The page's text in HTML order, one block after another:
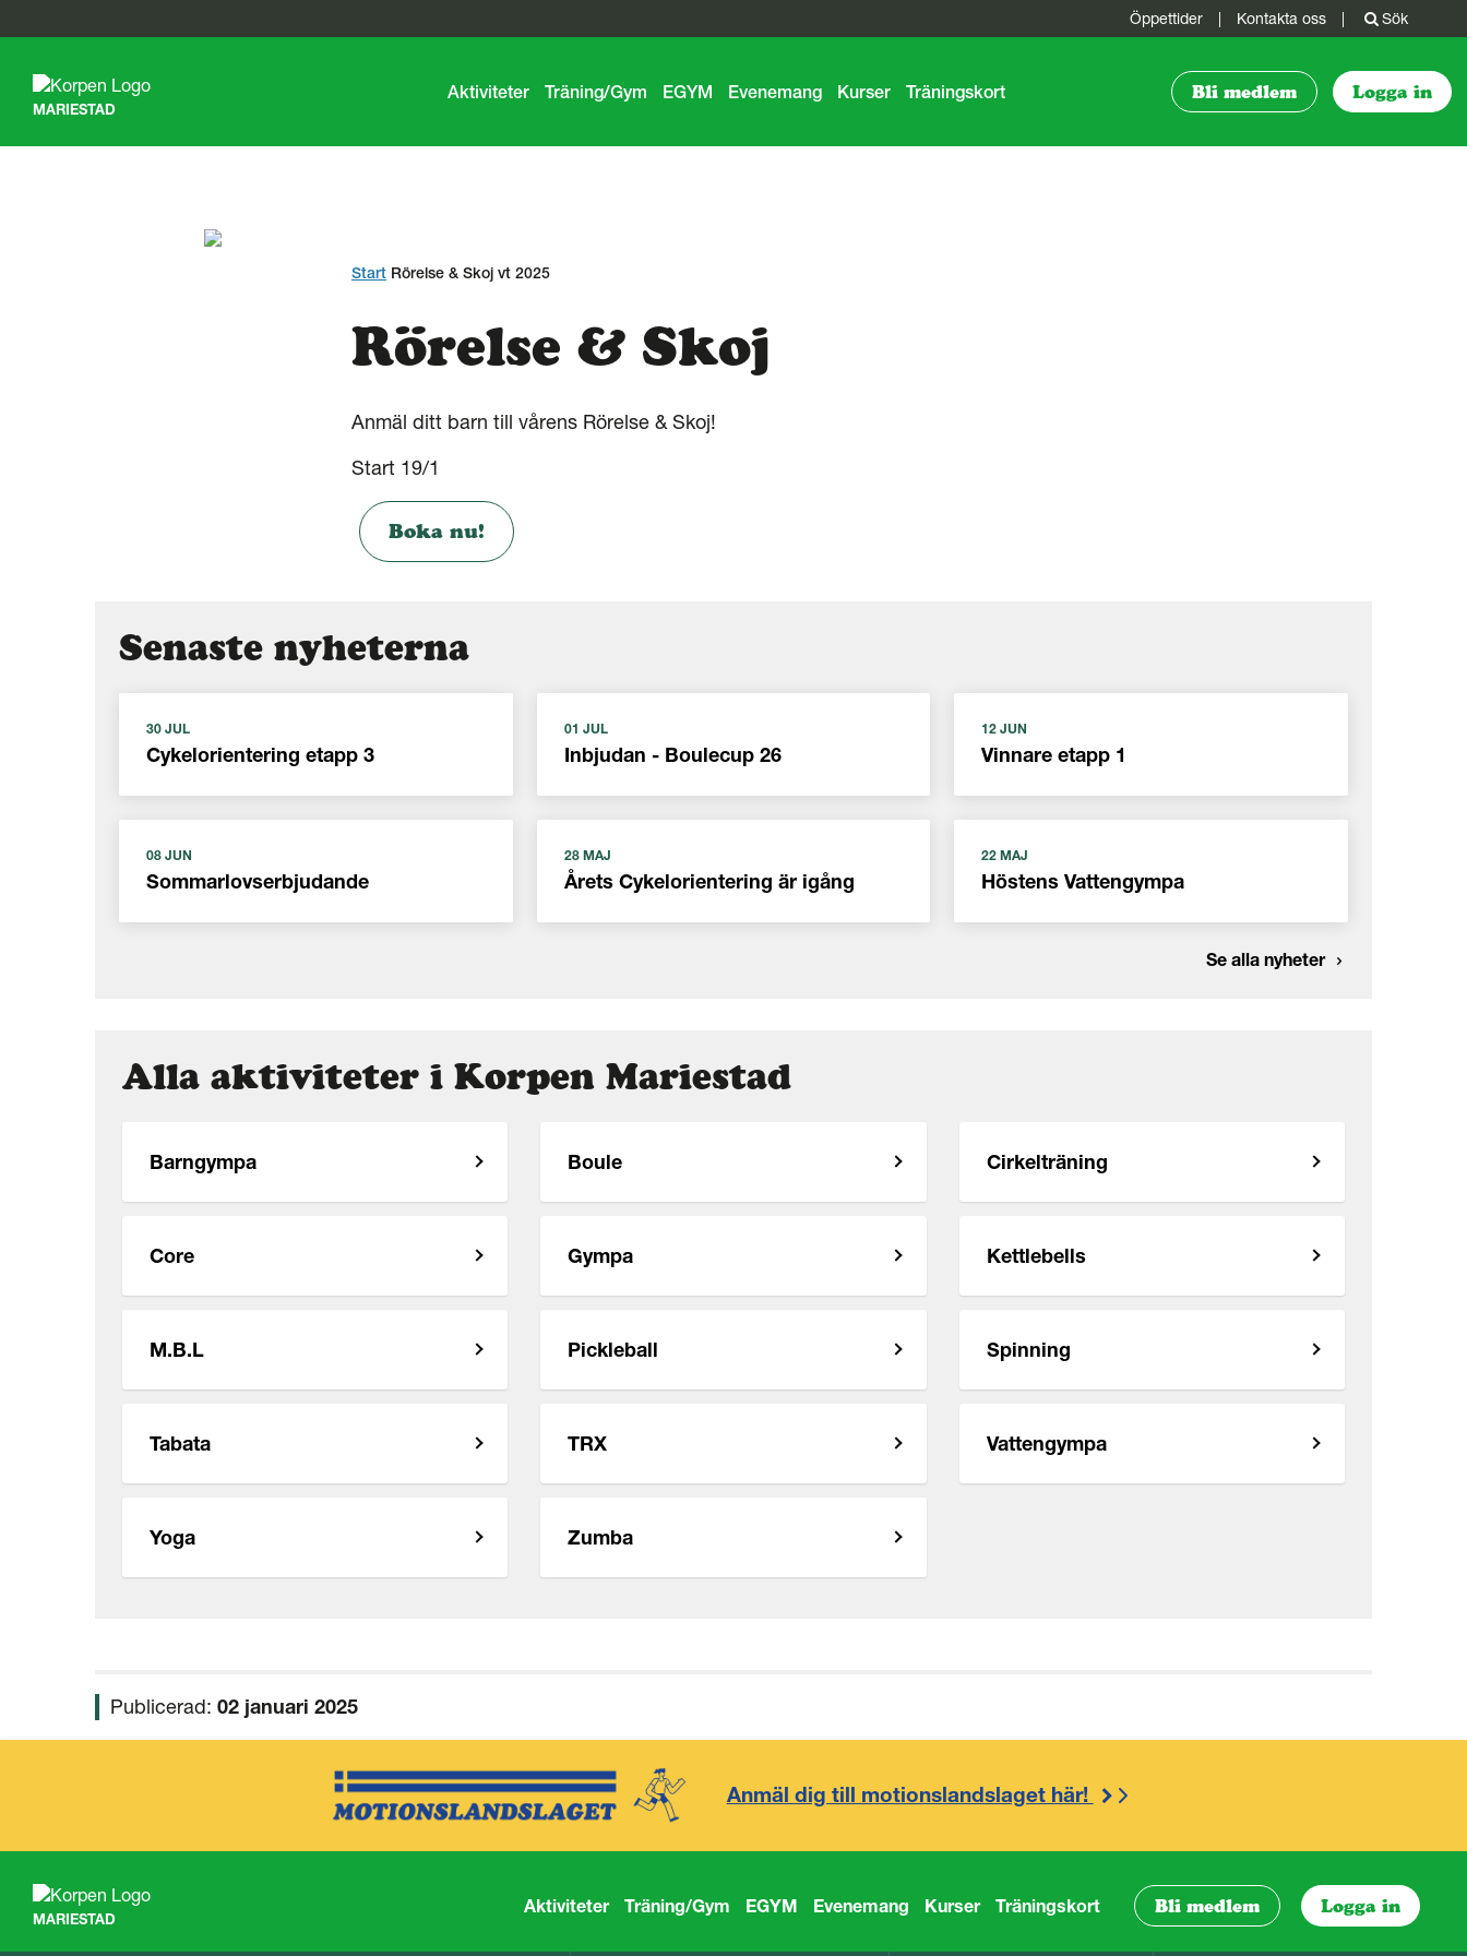
Öppettider | Kontakta oss | Sök
MARIESTAD
Aktiviteter Träning/Gym EGYM Evenemang Kurser Träningskort Bli medlem Logga in
Start Rörelse & Skoj vt 2025
Rörelse & Skoj
Anmäl ditt barn till vårens Rörelse & Skoj!
Start 19/1
Boka nu!
Senaste nyheterna
30 JUL
Cykelorientering etapp 3
01 JUL
Inbjudan - Boulecup 26
12 JUN
Vinnare etapp 1
08 JUN
Sommarlovserbjudande
28 MAJ
Årets Cykelorientering är igång
22 MAJ
Höstens Vattengympa
Se alla nyheter
Alla aktiviteter i Korpen Mariestad
Barngympa Boule Cirkelträning
Core Gympa Kettlebells
M.B.L Pickleball Spinning
Tabata TRX Vattengympa
Yoga Zumba
Publicerad: 02 januari 2025
Anmäl dig till motionslandslaget här!
MARIESTAD
Aktiviteter Träning/Gym EGYM Evenemang Kurser Träningskort Bli medlem Logga in